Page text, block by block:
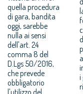
quella procedura
di gara, bandita
oggi, sarebbe
nulla ai sensi
dell'art. 24
comma 8 del
D.Lgs 50/2016,
che prevede
obbligatorio
l'utilizzo del
i